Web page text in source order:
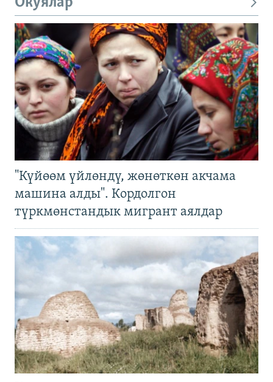
"Күйөөм үйлөндү, жөнөткөн акчама
машина алды". Кордолгон
түркмөнстандык мигрант аялдар